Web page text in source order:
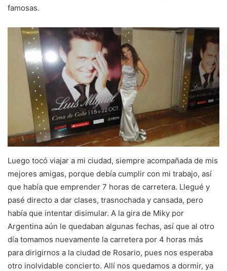
famosas.
Luego tocó viajar a mi ciudad, siempre acompañada de mis
mejores amigas, porque debía cumplir con mi trabajo, así
que había que emprender 7 horas de carretera. Llegué y
pasé directo a dar clases, trasnochada y cansada, pero
había que intentar disimular. A la gira de Miky por
Argentina aún le quedaban algunas fechas, así que al otro
día tomamos nuevamente la carretera por 4 horas más
para dirigirnos a la ciudad de Rosario, pues nos esperaba
otro inolvidable concierto. Allí nos quedamos a dormir, ya